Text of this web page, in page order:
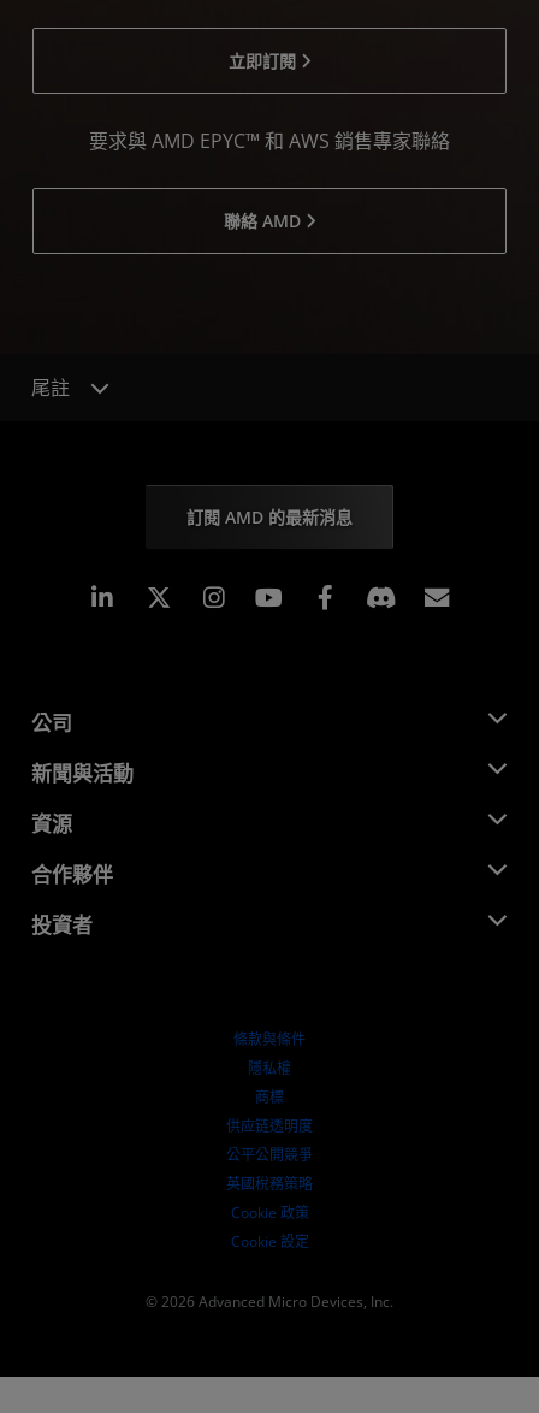
立即訂閱
要求與 AMD EPYC™ 和 AWS 銷售專家聯絡
聯絡 AMD
尾註
訂閱 AMD 的最新消息
Linkedin Instagram Facebook
公司
關於 AMD
企業責任
招聘
聯絡我們
新聞與活動
新聞室
媒體庫
資源
開發者中心
案例研究
合作夥伴
AMD 合作夥伴中心
投資者
條款與條件
隱私權
商標
供应链透明度
公平公開競爭
英國稅務策略
Cookie 政策
Cookie 設定
© 2026 Advanced Micro Devices, Inc.